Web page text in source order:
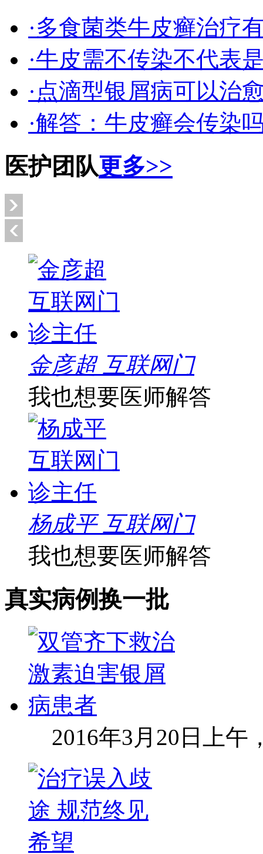
·多食菌类牛皮癣治疗
·牛皮需不传染不代表
·点滴型银屑病可以治
·解答：牛皮癣会传染
医护团队更多>>
金彦超 互联网门
我也想要医师解答
杨成平 互联网门
我也想要医师解答
真实病例换一批
2016年3月20日上午